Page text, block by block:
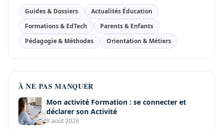
Guides & Dossiers
Actualités Éducation
Formations & EdTech
Parents & Enfants
Pédagogie & Méthodes
Orientation & Métiers
À NE PAS MANQUER
Mon activité Formation : se connecter et
déclarer son Activité
8 août 2026